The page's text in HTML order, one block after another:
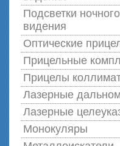
Подсветки ночного
видения
Оптические
Прицельные
Прицелы
Лазерные
Лазерные
Монокуляры